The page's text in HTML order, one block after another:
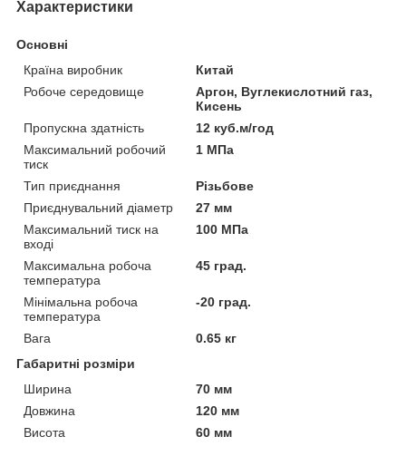
Характеристики
Основні
Країна виробник
Китай
Робоче середовище
Аргон, Вуглекислотний газ,
Кисень
Пропускна здатність
12 куб.м/год
Максимальний робочий
тиск
1 МПа
Тип приєднання
Різьбове
Приєднувальний діаметр
27 мм
Максимальний тиск на
вході
100 МПа
Максимальна робоча
температура
45 град.
Мінімальна робоча
температура
-20 град.
Вага
0.65 кг
Габаритні розміри
Ширина
70 мм
Довжина
120 мм
Висота
60 мм